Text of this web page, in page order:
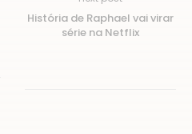
História de Raphael vai virar
série na Netflix